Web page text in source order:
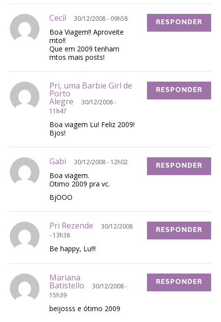
Cecil 30/12/2008 - 09h58
Boa Viagem!! Aproveite
mto!!
Que em 2009 tenham
mtos mais posts!
RESPONDER
Pri, uma Barbie Girl de
Porto
Alegre
30/12/2008 -
11h47
Boa viagem Lu! Feliz 2009!
Bjos!
RESPONDER
Gabi 30/12/2008 - 12h02
Boa viagem.
Otimo 2009 pra vc.
BjOOO
RESPONDER
Pri Rezende
30/12/2008
- 13h38
Be happy, Lu!!!
RESPONDER
Mariana
Batistello
30/12/2008 -
15h39
beijosss e ótimo 2009
RESPONDER